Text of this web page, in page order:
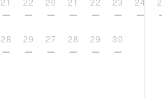
28 29 27 28 29 30